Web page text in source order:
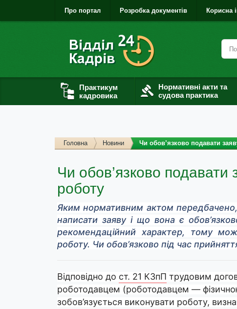
Про портал Розробка документів Корисна
Практикум
кадровика
Нормативні акти та
судова практика
Головна Новини Чи обов’язково подавати
Чи обов’язково подавати
роботу
Яким нормативним актом
написати заяву і що вона є
рекомендаційний характер, тому
роботу. Чи обов’язково під час
Відповідно до ст. 21 КЗпП трудовим
роботодавцем (роботодавцем —
зобов’язується виконувати роботу,